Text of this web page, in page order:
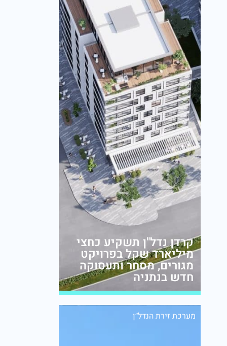
קרדן נדל"ן תשקיע כחצי
מיליארד שקל בפרויקט
מגורים, מסחר ותעסוקה
חדש בנתניה
מערכת זירת הנדל״ן